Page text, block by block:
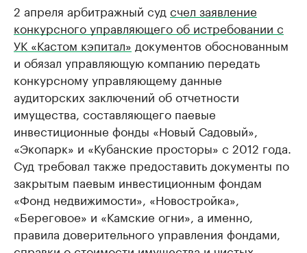
2 апреля арбитражный суд счел заявление
конкурсного управляющего об истребовании с
УК «Кастом кэпитал» документов обоснованным
и обязал управляющую компанию передать
конкурсному управляющему данные
аудиторских заключений об отчетности
имущества, составляющего паевые
инвестиционные фонды «Новый Садовый»,
«Экопарк» и «Кубанские просторы» с 2012 года.
Суд требовал также предоставить документы по
закрытым паевым инвестиционным фондам
«Фонд недвижимости», «Новостройка»,
«Береговое» и «Камские огни», а именно,
правила доверительного управления фондами,